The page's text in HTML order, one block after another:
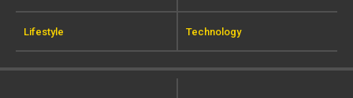
Lifestyle Technology